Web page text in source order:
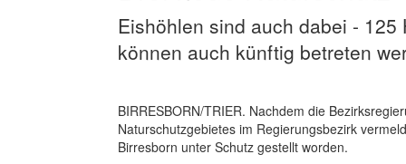
Eishöhlen sind auch dabei -
können auch künftig betreten
BIRRESBORN/TRIER. Nachdem die
Naturschutzgebietes im Regierungsbezirk
Birresborn unter Schutz gestellt worden.